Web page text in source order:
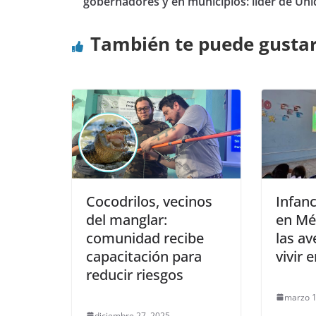
También te puede
Cocodrilos, vecinos
del manglar:
comunidad recibe
capacitación para
reducir riesgos
en
las
vivir
marzo